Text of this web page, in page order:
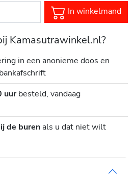
In winkelmand
Kamasutrawinkel.nl?
in een anonieme doos en
uurbesteld, vandaag
de burenals u dat niet wilt